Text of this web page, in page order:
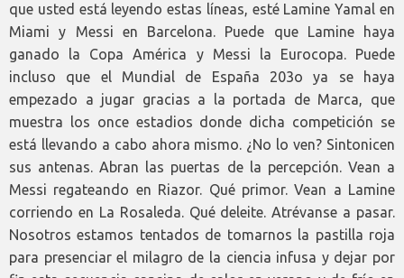
que usted está leyendo estas líneas, esté Lamine Yamal en
Miami y Messi en Barcelona. Puede que Lamine haya
ganado la Copa América y Messi la Eurocopa. Puede
incluso que el Mundial de España 203o ya se haya
empezado a jugar gracias a la portada de Marca, que
muestra los once estadios donde dicha competición se
está llevando a cabo ahora mismo. ¿No lo ven? Sintonicen
sus antenas. Abran las puertas de la percepción. Vean a
Messi regateando en Riazor. Qué primor. Vean a Lamine
corriendo en La Rosaleda. Qué deleite. Atrévanse a pasar.
Nosotros estamos tentados de tomarnos la pastilla roja
para presenciar el milagro de la ciencia infusa y dejar por